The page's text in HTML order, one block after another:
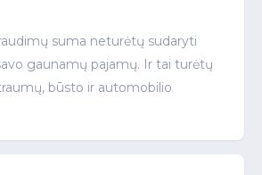
suma neturėtų sudaryti
gaunamų pajamų. Ir tai turėtų
būsto ir automobilio